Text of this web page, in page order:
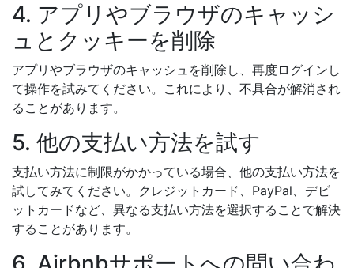
4. アプリやブラウザのキャッシ
ュとクッキーを削除
アプリやブラウザのキャッシュを削除し、再度ログインし
て操作を試みてください。これにより、不具合が解消され
ることがあります。
5. 他の支払い方法を試す
支払い方法に制限がかかっている場合、他の支払い方法を
試してみてください。クレジットカード、PayPal、デビ
ットカードなど、異なる支払い方法を選択することで解決
することがあります。